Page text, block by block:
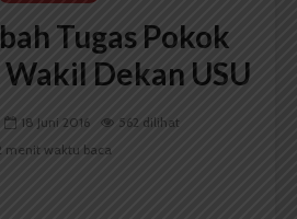
Tugas Pokok
Wakil Dekan USU
18 Juni 2016
562 dilihat
menit waktu baca